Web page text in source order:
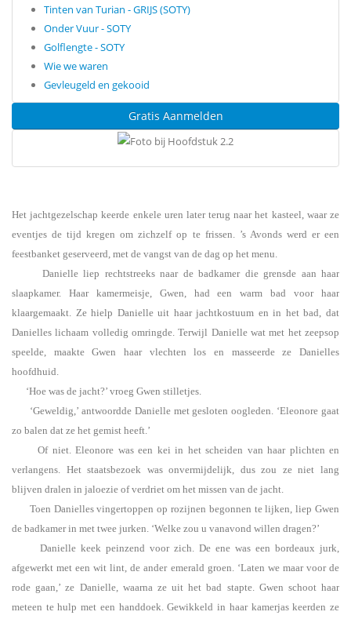
Tinten van Turian - GRIJS (SOTY)
Onder Vuur - SOTY
Golflengte - SOTY
Wie we waren
Gevleugeld en gekooid
Gratis Aanmelden
Het jachtgezelschap keerde enkele uren later terug naar het kasteel, waar ze
eventjes de tijd kregen om zichzelf op te frissen. ’s Avonds werd er een
feestbanket geserveerd, met de vangst van de dag op het menu.
Danielle liep rechtstreeks naar de badkamer die grensde aan haar
slaapkamer. Haar kamermeisje, Gwen, had een warm bad voor haar
klaargemaakt. Ze hielp Danielle uit haar jachtkostuum en in het bad, dat
Danielles lichaam volledig omringde. Terwijl Danielle wat met het zeepsop
speelde, maakte Gwen haar vlechten los en masseerde ze Danielles
hoofdhuid.
‘Hoe was de jacht?’ vroeg Gwen stilletjes.
‘Geweldig,’ antwoordde Danielle met gesloten oogleden. ‘Eleonore gaat
zo balen dat ze het gemist heeft.’
Of niet. Eleonore was een kei in het scheiden van haar plichten en
verlangens. Het staatsbezoek was onvermijdelijk, dus zou ze niet lang
blijven dralen in jaloezie of verdriet om het missen van de jacht.
Toen Danielles vingertoppen op rozijnen begonnen te lijken, liep Gwen
de badkamer in met twee jurken. ‘Welke zou u vanavond willen dragen?’
Danielle keek peinzend voor zich. De ene was een bordeaux jurk,
afgewerkt met een wit lint, de ander emerald groen. ‘Laten we maar voor de
rode gaan,’ ze Danielle, waarna ze uit het bad stapte. Gwen schoot haar
meteen te hulp met een handdoek. Gewikkeld in haar kamerjas keerden ze